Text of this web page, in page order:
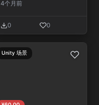
4个月前
0 0
Unity 场景